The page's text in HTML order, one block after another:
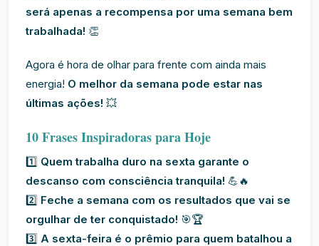
será apenas a recompensa por uma semana bem
trabalhada! 👏
Agora é hora de olhar para frente com ainda mais
energia! O melhor da semana pode estar nas
últimas ações! 💥
10 Frases Inspiradoras para Hoje
1️⃣ Quem trabalha duro na sexta garante o
descanso com consciência tranquila! 💪🔥
2️⃣ Feche a semana com os resultados que vai se
orgulhar de ter conquistado! 🎯🏆
3️⃣ A sexta-feira é o prêmio para quem batalhou a